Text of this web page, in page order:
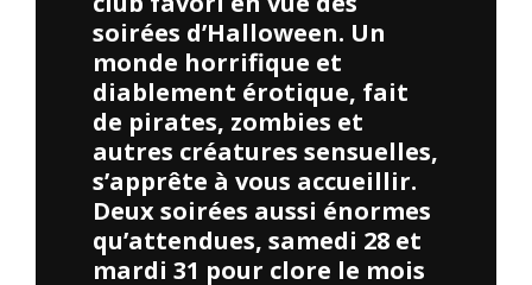
soirées d’Halloween. Un
monde horrifique et
diablement érotique, fait
de pirates, zombies et
autres créatures sensuelles,
s’apprête à vous accueillir.
Deux soirées aussi énormes
qu’attendues, samedi 28 et
mardi 31 pour clore le mois